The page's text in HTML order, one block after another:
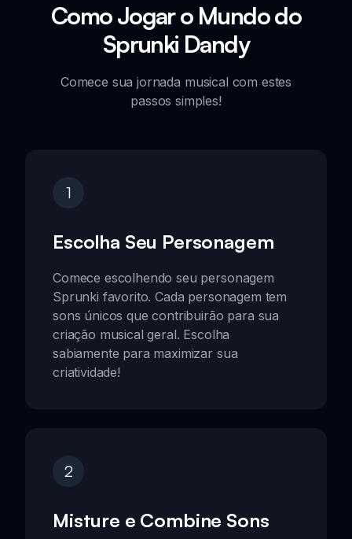
Como Jogar o Mundo do
Sprunki Dandy
Comece sua jornada musical com estes
passos simples!
1
Escolha Seu Personagem
Comece escolhendo seu personagem
Sprunki favorito. Cada personagem tem
sons únicos que contribuirão para sua
criação musical geral. Escolha
sabiamente para maximizar sua
criatividade!
2
Misture e Combine Sons